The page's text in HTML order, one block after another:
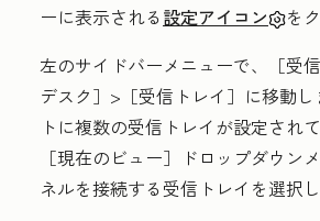
ーに表示される設定アイコン
を
左のサイドバーメニューで、［受
デスク］ > ［受信トレイ］に移動
トに複数の受信トレイが設定され
［現在のビュー］
ドロップダウン
ネルを接続する受信トレイを選択し